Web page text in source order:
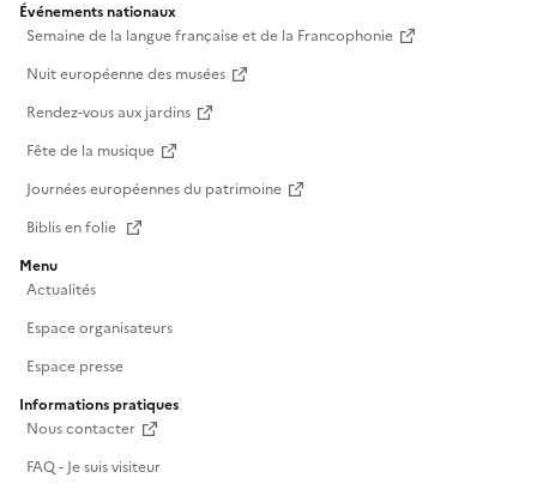
Événements nationaux
Semaine de la langue française et de la Francophonie
Nuit européenne des musées
Rendez-vous aux jardins
Fête de la musique
Journées européennes du patrimoine
Biblis en folie
Menu
Actualités
Espace organisateurs
Espace presse
Informations pratiques
Nous contacter
FAQ - Je suis visiteur